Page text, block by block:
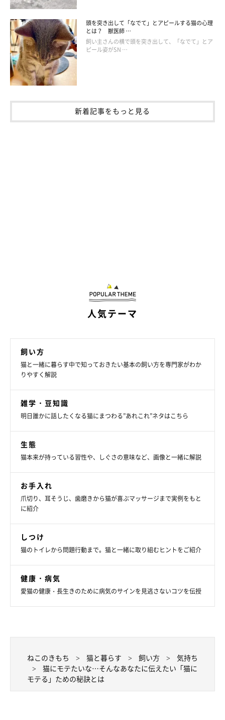
猫にモテる人になるためにしたいこと
猫が鳴いていたら返事をしよう
頭を突き出して「なでて」とアピールする猫の心理
とは？ 獣医師 …
飼い主さんの横で頭を突き出して、「なでて」とア
ピール姿がSN …
新着記事をもっと見る
人気テーマ
飼い方
猫と一緒に暮らす中で知っておきたい基本の飼い方を専門家がわか
りやすく解説
雑学・豆知識
明日誰かに話したくなる猫にまつわる”あれこれ”ネタはこちら
生態
猫本来が持っている習性や、しぐさの意味など、画像と一緒に解説
お手入れ
爪切り、耳そうじ、歯磨きから猫が喜ぶマッサージまで実例をもと
に紹介
しつけ
猫のトイレから問題行動まで。猫と一緒に取り組むヒントをご紹介
健康・病気
愛猫の健康・長生きのために病気のサインを見逃さないコツを伝授
ねこのきもち 猫と暮らす 飼い方
気持ち
猫にモテたいな…そんなあなたに伝えたい「猫に
モテる」ための秘訣とは